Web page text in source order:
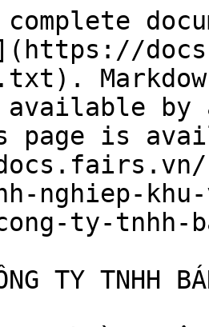
available by
page is
nghiep-
ty-tnhh-
TY TNHH